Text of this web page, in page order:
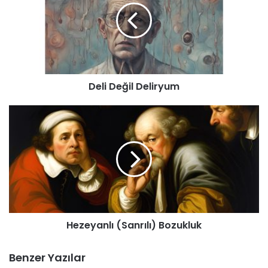
İzlemesi keyifli bir film. Filmdeki mesaj verme kaygısının
çok yüksek olduğunu ve mesajların çok açık şekilde
verilmeye çalışıldığını görüyoruz. Hiçbir seyirci verilen
mesajları kaçırmasın isteniyor. Bu da güzel mesajlara
getiriyor ve seyircinin akışta kalmasını kendini
Deli Değil Deliryum
Bozukluk
Hezeyanlı (Sanrılı) Bozukluk
Benzer Yazılar